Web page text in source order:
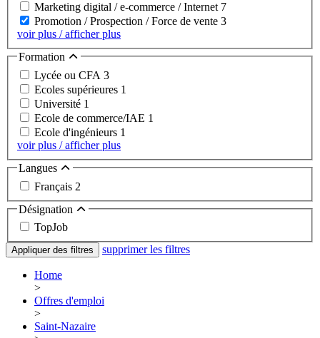
Marketing digital / e-commerce / Internet 7
Promotion / Prospection / Force de vente 3
voir plus / afficher plus
Formation
Lycée ou CFA 3
Ecoles supérieures 1
Université 1
Ecole de commerce/IAE 1
Ecole d'ingénieurs 1
voir plus / afficher plus
Langues
Français 2
Désignation
TopJob
Appliquer des filtres supprimer les filtres
Home
>
Offres d'emploi
>
Saint-Nazaire